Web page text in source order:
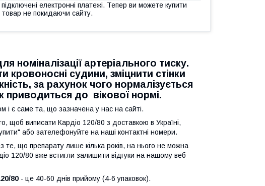
підключені електронні платежі. Тепер ви можете купити
не покидаючи сайту.
номіналізації артеріального тиску.
судини, зміцнити стінки
за рахунок чого нормалізується
приводиться до вікової нормі.
і є саме та, що зазначена у нас на сайті.
щоб виписати Кардіо 120/80 з доставкою в Україні,
або зателефонуйте на наші контактні номери.
те, що препарату лише кілька років, на нього не можна
120/80 вже встигли залишити відгуки на нашому веб
80 - це 40-60 днів прийому (4-6 упаковок).